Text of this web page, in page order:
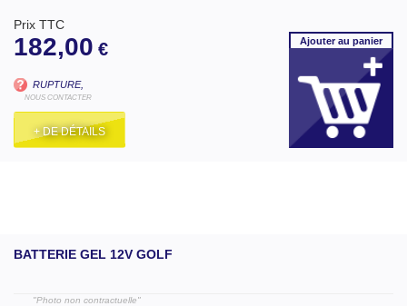
Prix TTC
182,00 €
RUPTURE,
NOUS CONTACTER
+ DE DÉTAILS
Ajouterau panier
BATTERIE GEL 12V GOLF
"Photo non contractuelle"